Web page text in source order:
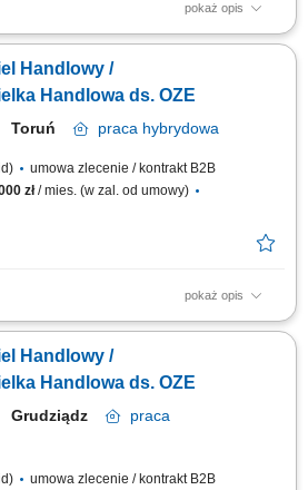
pokaż opis
nowoczesnych rozwiązań z obszaru
Przygotowywanie ofert i finalizowanie
relacji z klientami. Raportowanie
Handlowy /
Handlowa ds. OZE
Toruń praca hybrydowa
umowa zlecenie / kontrakt B2B
zł/ mies. (w zal. od umowy)
pokaż opis
nowoczesnych rozwiązań z obszaru
Przygotowywanie ofert i finalizowanie
relacji z klientami. Raportowanie
Handlowy /
Handlowa ds. OZE
Grudziądz
praca
umowa zlecenie / kontrakt B2B